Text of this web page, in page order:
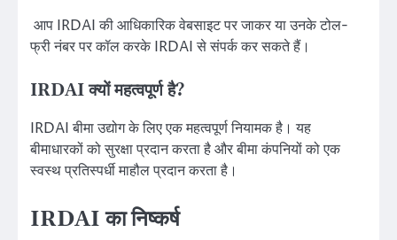
आप IRDAI की आधिकारिक वेबसाइट पर जाकर या उनके टोल-
फ्री नंबर पर कॉल करके IRDAI से संपर्क कर सकते हैं।
IRDAI क्यों महत्वपूर्ण है?
IRDAI बीमा उद्योग के लिए एक महत्वपूर्ण नियामक है। यह
बीमाधारकों को सुरक्षा प्रदान करता है और बीमा कंपनियों को एक
स्वस्थ प्रतिस्पर्धी माहौल प्रदान करता है।
IRDAI का निष्कर्ष